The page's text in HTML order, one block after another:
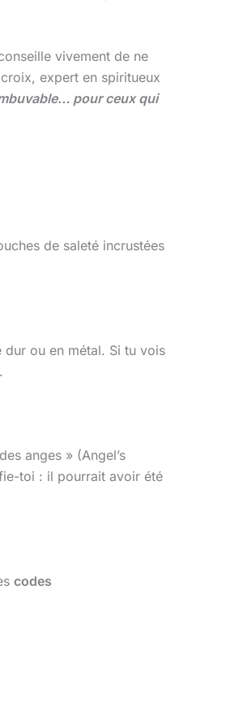
vivement de ne
expert en spiritueux
pour ceux qui
de saleté incrustées
dur ou en métal. Si tu vois
anges » (Angel’s
toi : il pourrait avoir été
codes